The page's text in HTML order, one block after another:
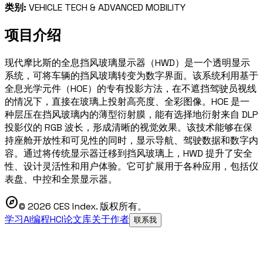
类别: VEHICLE TECH & ADVANCED MOBILITY
项目介绍
现代摩比斯的全息挡风玻璃显示器（HWD）是一个透明显示
系统，可将车辆的挡风玻璃转变为数字界面。该系统利用基于
全息光学元件（HOE）的专有投影方法，在不遮挡驾驶员视线
的情况下，直接在玻璃上投射高亮度、全彩图像。HOE 是一
种层压在挡风玻璃内的薄型衍射膜，能有选择地衍射来自 DLP
投影仪的 RGB 波长，形成清晰的视觉效果。该技术能够在保
持座舱开放性和可见性的同时，显示导航、驾驶数据和数字内
容。通过将传统显示器迁移到挡风玻璃上，HWD 提升了安全
性、设计灵活性和用户体验。它可扩展用于各种应用，包括仪
表盘、中控和全景显示器。
explore© 2026 CES Index. 版权所有。
学习AI编程HCI论文库关于作者 联系我